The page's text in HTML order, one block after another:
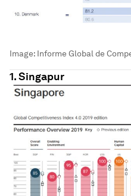
Image: Informe Global de
1. Singapur